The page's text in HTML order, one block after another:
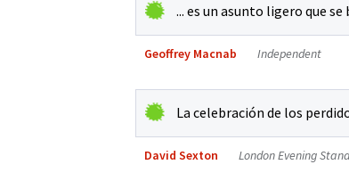
... es un asunto ligero que se
Geoffrey Macnab Independent
La celebración de los
David Sexton London Evening